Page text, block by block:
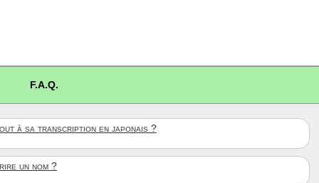
F.A.Q.
à sa transcription en japonais ?
un nom ?